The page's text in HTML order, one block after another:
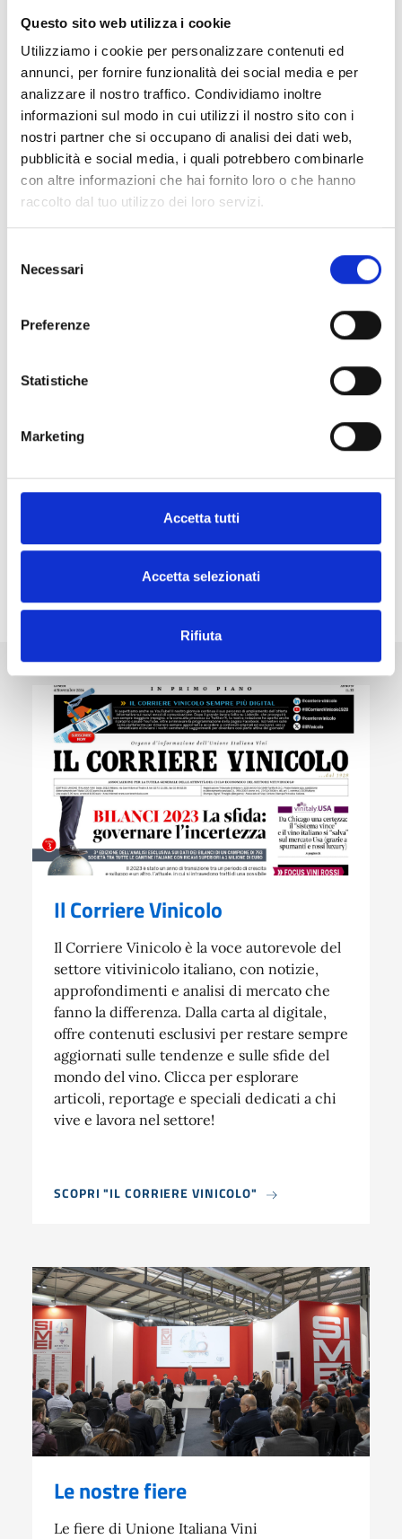
Questo sito web utilizza i cookie
Utilizziamo i cookie per personalizzare contenuti ed
annunci, per fornire funzionalità dei social media e per
analizzare il nostro traffico. Condividiamo inoltre
informazioni sul modo in cui utilizzi il nostro sito con i
nostri partner che si occupano di analisi dei dati web,
pubblicità e social media, i quali potrebbero combinarle
con altre informazioni che hai fornito loro o che hanno
raccolto dal tuo utilizzo dei loro servizi.
delNecessari
Preferenze
Statistiche
Marketing
Accetta tutti
Accetta selezionati
Rifiuta
40 edizioni digitali per un anno di notizie e
a portata di mano.
Categoria::
ABBONAMENTI DIGITALI
Banche Dati Denominazione
d'Origine + Vite e Vino
Giuridiche Denominazioni d’Origine + Vite e
Vino.
Codice della Vite e del Vino
alle normative del settore vitivinicolo italiano.
Scopri gli altri prodotti
Il Corriere Vinicolo
Il Corriere Vinicolo è la voce autorevole del
settore vitivinicolo italiano, con notizie,
approfondimenti e analisi di mercato che
fanno la differenza. Dalla carta al digitale,
offre contenuti esclusivi per restare sempre
aggiornati sulle tendenze e sulle sfide del
mondo del vino. Clicca per esplorare
articoli, reportage e speciali dedicati a chi
vive e lavora nel settore!
SCOPRI "IL CORRIERE VINICOLO"
Le nostre fiere
Le fiere di Unione Italiana Vini